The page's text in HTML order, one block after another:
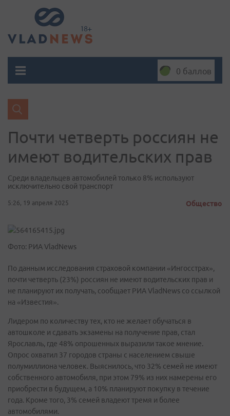
0 баллов
Почти четверть россиян не
имеют водительских прав
Среди владельцев автомобилей только 8% используют
исключительно свой транспорт
5:26, 19 апреля 2025 Общество
Фото: РИА VladNews
По данным исследования страховой компании «Ингосстрах»,
почти четверть (23%) россиян не имеют водительских прав и
не планируют их получать, сообщает РИА VladNews cо ссылкой
на «Известия».
Лидером по количеству тех, кто не желает обучаться в
автошколе и сдавать экзамены на получение прав, стал
Ярославль, где 48% опрошенных выразили такое мнение.
Опрос охватил 37 городов страны с населением свыше
полумиллиона человек. Выяснилось, что 32% семей не имеют
собственного автомобиля, при этом 79% из них намерены его
приобрести в будущем, а 10% планируют покупку в течение
года. Кроме того, 3% семей владеют тремя и более
автомобилями.